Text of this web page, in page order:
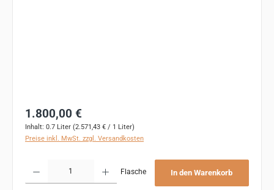
Regulärer Preis:
1.800,00 €
Inhalt: 0.7 Liter (2.571,43 € / 1 Liter)
Preise inkl. MwSt. zzgl. Versandkosten
Flasche In den Warenkorb